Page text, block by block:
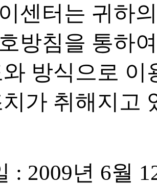
센터는 귀하
방침을 통하
방식으로
가 취해지고
: 2009년 6월